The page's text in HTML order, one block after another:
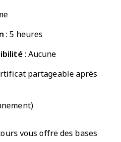
: 5 heures
: Aucune
partageable après
vous offre des bases